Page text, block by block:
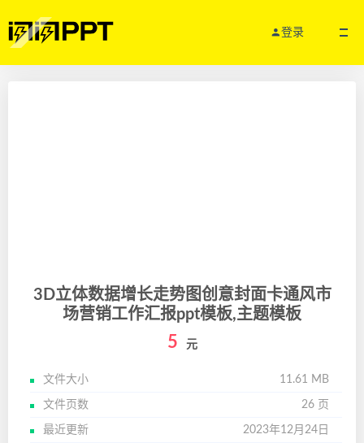
登录
3D立体数据增长走势图创意封面卡通风市
场营销工作汇报ppt模板,主题模板
5 元
文件大小 11.61 MB
文件页数 26 页
最近更新 2023年12月24日